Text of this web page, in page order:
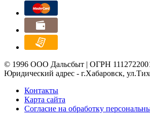
© 1996 ООО Дальсбыт | ОГРН
Юридический адрес - г.Хабаровск,
Контакты
Карта сайта
Согласие на обработку